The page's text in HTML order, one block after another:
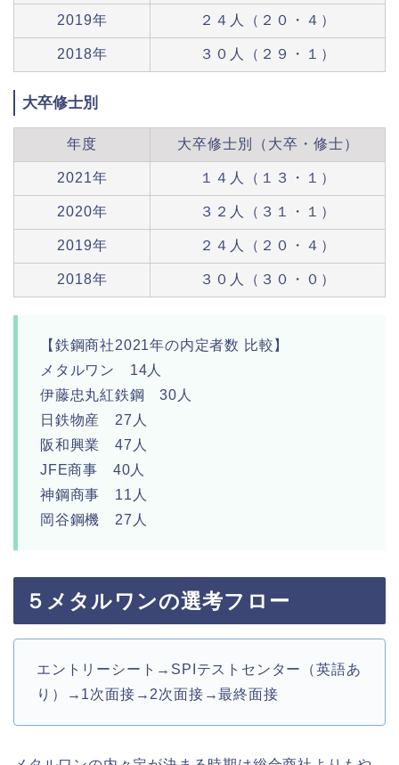
2019年 ２４人（２０・４）
2018年 ３０人（２９・１）
大卒修士別
年度 大卒修士別（大卒・修士）
2021年 １４人（１３・１）
2020年 ３２人（３１・１）
2019年 ２４人（２０・４）
2018年 ３０人（３０・０）
【鉄鋼商社2021年の内定者数 比較】
メタルワン 14人
伊藤忠丸紅鉄鋼 30人
日鉄物産 27人
阪和興業 47人
JFE商事 40人
神鋼商事 11人
岡谷鋼機 27人
５メタルワンの選考フロー
エントリーシート→SPIテストセンター（英語あ
り）→1次面接→2次面接→最終面接